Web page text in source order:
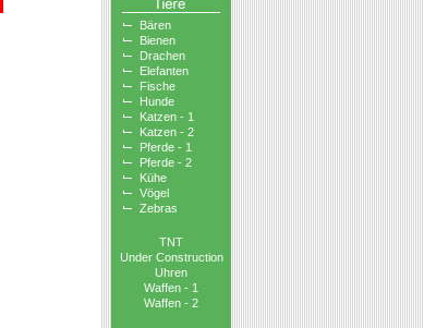
Bären
Bienen
Drachen
Elefanten
Fische
Hunde
Katzen - 1
Katzen - 2
Pferde - 1
Pferde - 2
Kühe
Vögel
Zebras
TNT
Under Construction
Uhren
Waffen - 1
Waffen - 2